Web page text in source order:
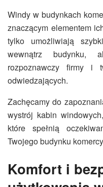
Windy w budynkach
znaczącym elementem
tylko umożliwiają
wewnątrz budynku,
rozpoznawczy firmy i
odwiedzających.
Zachęcamy do
wystrój kabin
które spełnią
Twojego budynku
Komfort i